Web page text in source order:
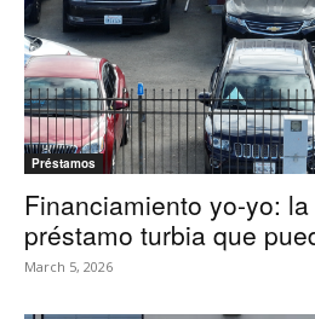
Préstamos
Financiamiento yo-yo:
préstamo turbia que
March 5, 2026